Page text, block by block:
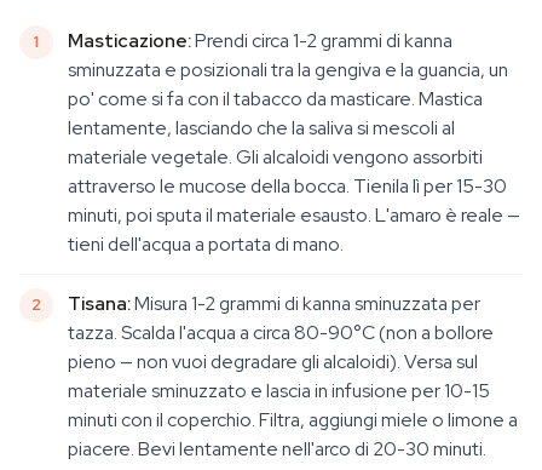
Masticazione:Prendi circa 1-2 grammi di kanna
sminuzzata e posizionali tra la gengiva e la guancia, un
po' come si fa con il tabacco da masticare. Mastica
lentamente, lasciando che la saliva si mescoli al
materiale vegetale. Gli alcaloidi vengono assorbiti
attraverso le mucose della bocca. Tienila lì per 15-30
minuti, poi sputa il materiale esausto. L'amaro è reale —
tieni dell'acqua a portata di mano.
Tisana:Misura 1-2 grammi di kanna sminuzzata per
tazza. Scalda l'acqua a circa 80-90°C (non a bollore
pieno — non vuoi degradare gli alcaloidi). Versa sul
materiale sminuzzato e lascia in infusione per 10-15
minuti con il coperchio. Filtra, aggiungi miele o limone a
piacere. Bevi lentamente nell'arco di 20-30 minuti.